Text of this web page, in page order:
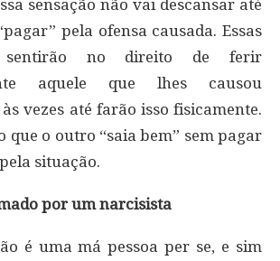
sensação não vai descansar até
pela ofensa causada. Essas
sentirão no direito de ferir
aquele que lhes causou
vezes até farão isso fisicamente.
que o outro “saia bem” sem pagar
situação.
por um narcisista
é uma má pessoa per se, e sim